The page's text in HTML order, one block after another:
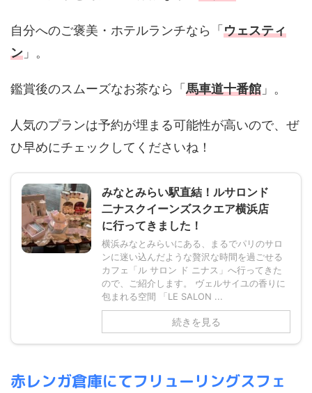
自分へのご褒美・ホテルランチなら「 ウェスティ
ン 」。
鑑賞後のスムーズなお茶なら「 馬車道十番館 」。
人気のプランは予約が埋まる可能性が高いので、ぜ
ひ早めにチェックしてくださいね！
みなとみらい駅直結！ルサロンド
二ナスクイーンズスクエア横浜店
に行ってきました！
横浜みなとみらいにある、まるでパリのサロ
ンに迷い込んだような贅沢な時間を過ごせる
カフェ「ル サロン ド ニナス」へ行ってきた
ので、ご紹介します。 ヴェルサイユの香りに
包まれる空間 「LE SALON ...
続きを見る
赤レンガ倉庫にてフリューリングスフェ